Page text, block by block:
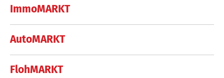
ImmoMARKT
AutoMARKT
FlohMARKT